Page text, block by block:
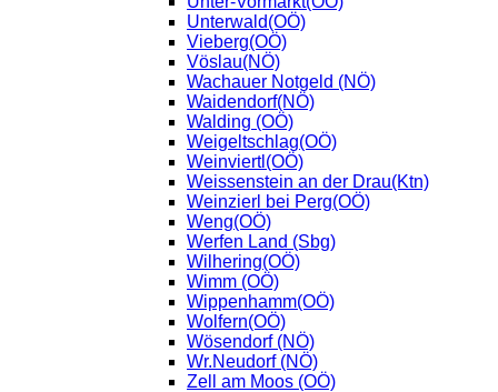
Unterwald(OÖ)
Vieberg(OÖ)
Vöslau(NÖ)
Wachauer Notgeld (NÖ)
Waidendorf(NÖ)
Walding (OÖ)
Weigeltschlag(OÖ)
Weinviertl(OÖ)
Weissenstein an der Drau(Ktn)
Weinzierl bei Perg(OÖ)
Weng(OÖ)
Werfen Land (Sbg)
Wilhering(OÖ)
Wimm (OÖ)
Wippenhamm(OÖ)
Wolfern(OÖ)
Wösendorf (NÖ)
Wr.Neudorf (NÖ)
Zell am Moos (OÖ)